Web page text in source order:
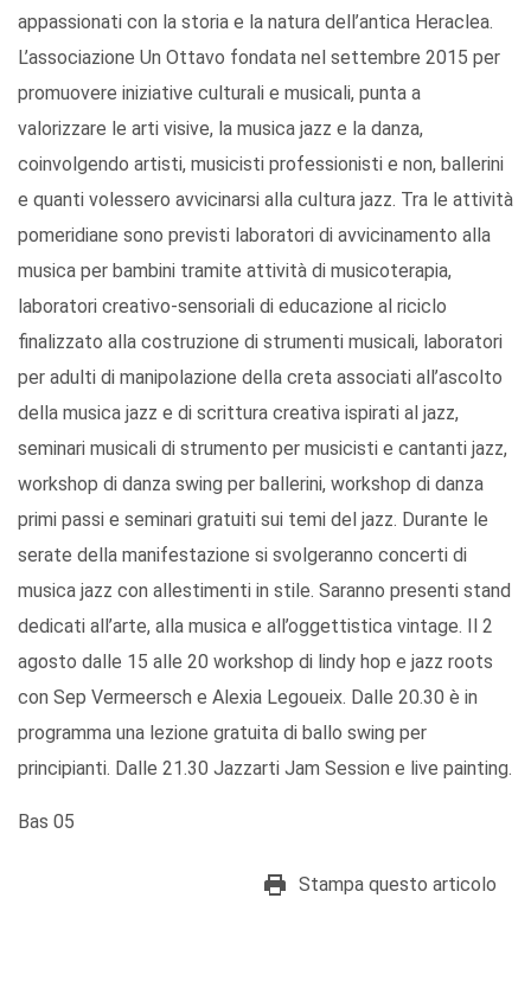
appassionati con la storia e la natura dell’antica Heraclea.
L’associazione Un Ottavo fondata nel settembre 2015 per
promuovere iniziative culturali e musicali, punta a
valorizzare le arti visive, la musica jazz e la danza,
coinvolgendo artisti, musicisti professionisti e non, ballerini
e quanti volessero avvicinarsi alla cultura jazz. Tra le attività
pomeridiane sono previsti laboratori di avvicinamento alla
musica per bambini tramite attività di musicoterapia,
laboratori creativo-sensoriali di educazione al riciclo
finalizzato alla costruzione di strumenti musicali, laboratori
per adulti di manipolazione della creta associati all’ascolto
della musica jazz e di scrittura creativa ispirati al jazz,
seminari musicali di strumento per musicisti e cantanti jazz,
workshop di danza swing per ballerini, workshop di danza
primi passi e seminari gratuiti sui temi del jazz. Durante le
serate della manifestazione si svolgeranno concerti di
musica jazz con allestimenti in stile. Saranno presenti stand
dedicati all’arte, alla musica e all’oggettistica vintage. Il 2
agosto dalle 15 alle 20 workshop di lindy hop e jazz roots
con Sep Vermeersch e Alexia Legoueix. Dalle 20.30 è in
programma una lezione gratuita di ballo swing per
principianti. Dalle 21.30 Jazzarti Jam Session e live painting.
Bas 05
Stampa questo articolo